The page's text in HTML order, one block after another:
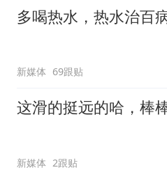
多喝热水，热水治百
新媒体 69跟贴
这滑的挺远的哈，棒
新媒体 2跟贴